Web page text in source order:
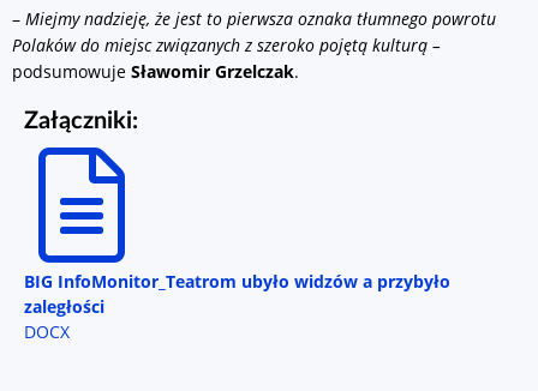
– Miejmy nadzieję, że jest to pierwsza oznaka tłumnego powrotu
Polaków do miejsc związanych z szeroko pojętą kulturą –
podsumowuje Sławomir Grzelczak.
Załączniki:
BIG InfoMonitor_Teatrom ubyło widzów a przybyło
zaległości
DOCX